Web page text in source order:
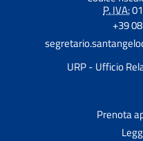
P. IVA:
+39
URP - Ufficio
Prenota